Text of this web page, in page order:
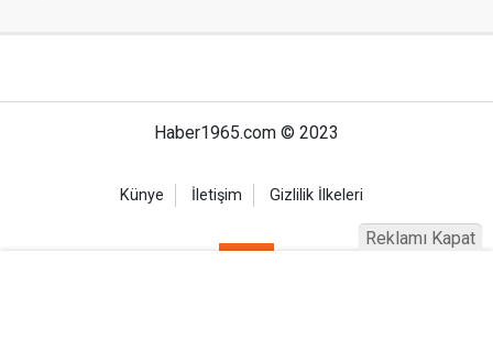
Haber1965.com © 2023
Künye İletişim Gizlilik İlkeleri
Reklamı Kapat